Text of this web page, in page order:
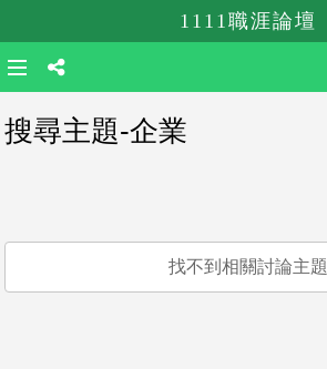
1111職涯論壇
搜尋主題-企業
找不到相關討論主題